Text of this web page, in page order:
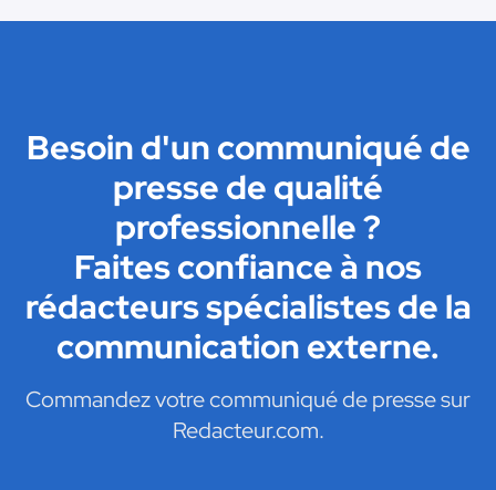
Besoin d'un communiqué de
presse de qualité
professionnelle ?
Faites confiance à nos
rédacteurs spécialistes de la
communication externe.
Commandez votre communiqué de presse sur
Redacteur.com.